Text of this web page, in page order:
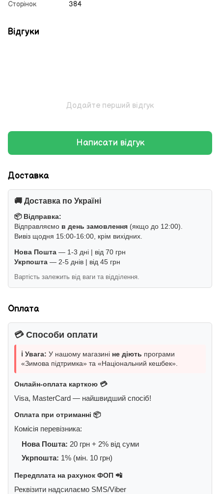
Сторінок 384
Відгуки
Додайте перший відгук
Написати відгук
Доставка
🚚 Доставка по Україні
📦 Відправка:
Відправляємо в день замовлення (якщо до 12:00).
Вивіз щодня 15:00-16:00, крім вихідних.
Нова Пошта — 1-3 дні | від 70 грн
Укрпошта — 2-5 днів | від 45 грн
Вартість залежить від ваги та відділення.
Оплата
💳 Способи оплати
ℹ️ Увага: У нашому магазині не діють програми
«Зимова підтримка» та «Національний кешбек».
Онлайн-оплата карткою 💳
Visa, MasterCard — найшвидший спосіб!
Оплата при отриманні 📦
Комісія перевізника:
Нова Пошта: 20 грн + 2% від суми
Укрпошта: 1% (мін. 10 грн)
Передплата на рахунок ФОП 📲
Реквізити надсилаємо SMS/Viber